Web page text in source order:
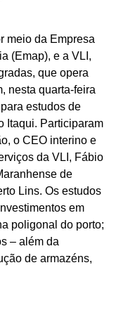
meio da Empresa
(Emap), e a VLI,
que opera
nesta quarta-feira
estudos de
Itaqui. Participaram
o CEO interino e
da VLI, Fábio
de
Lins. Os estudos
em
poligonal do porto;
– além da
de armazéns,